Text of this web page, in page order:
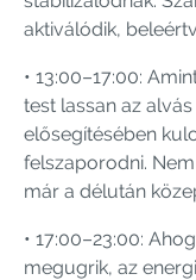
aktiválódik,
• 13:00–17:00:
test lassan az
elősegítésében
felszaporodni.
már a délután
• 17:00–23:00:
megugrik, az